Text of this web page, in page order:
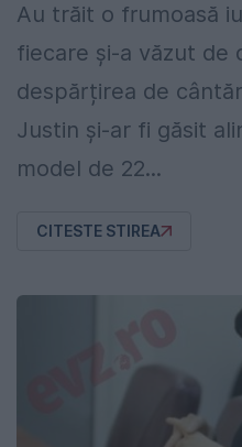
Au trăit o frumoasă
fiecare și-a văzut de
despărțirea de
Justin și-ar fi găsit
model de 22...
CITESTE STIREA